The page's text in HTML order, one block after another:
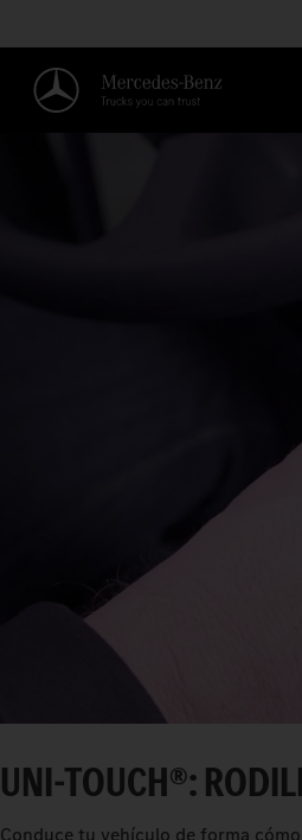
RODILLOS
UNI-TOUCH®: